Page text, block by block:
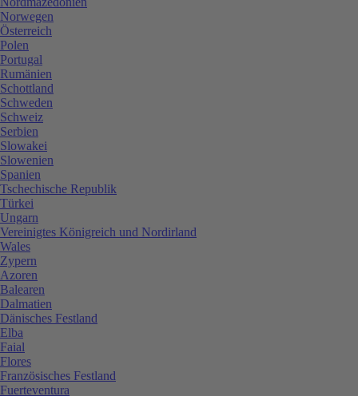
Norwegen
Österreich
Polen
Portugal
Rumänien
Schottland
Schweden
Schweiz
Serbien
Slowakei
Slowenien
Spanien
Tschechische Republik
Türkei
Ungarn
Vereinigtes Königreich und Nordirland
Wales
Zypern
Azoren
Balearen
Dalmatien
Dänisches Festland
Elba
Faial
Flores
Französisches Festland
Fuerteventura